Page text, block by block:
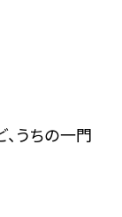
うちの一門